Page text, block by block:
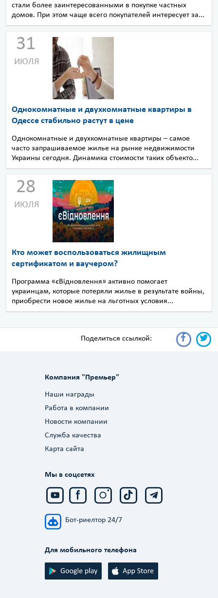
стали более заинтересованными в покупке частных
домов. При этом чаще всего покупателей интересует за...
31
ИЮЛЯ
Однокомнатные и двухкомнатные квартиры в
Одессе стабильно растут в цене
Однокомнатные и двухкомнатные квартиры – самое
часто запрашиваемое жилье на рынке недвижимости
Украины сегодня. Динамика стоимости таких объекто...
28
ИЮЛЯ
Кто может воспользоваться жилищным
сертификатом и ваучером?
Программа «єВідновлення» активно помогает
украинцам, которые потеряли жилье в результате войны,
приобрести новое жилье на льготных условия...
Поделиться ссылкой:
Компания "Премьер"
Наши награды
Работа в компании
Новости компании
Служба качества
Карта сайта
Мы в соцсетях
Бот-риелтор 24/7
Для мобильного телефона